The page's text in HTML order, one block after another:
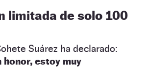
limitada de solo 100
Suárez ha declarado:
honor, estoy muy